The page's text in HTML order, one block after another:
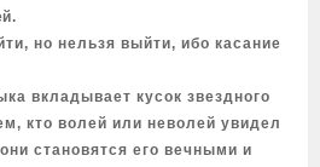
но нельзя выйти, ибо касание
вкладывает кусок звездного
кто волей или неволей увидел
становятся его вечными и